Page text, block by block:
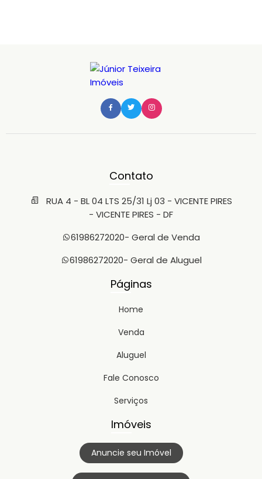
Contato
RUA 4 - BL 04 LTS 25/31 Lj 03 - VICENTE PIRES
- VICENTE PIRES - DF
61986272020- Geral de Venda
61986272020- Geral de Aluguel
Páginas
Home
Venda
Aluguel
Fale Conosco
Serviços
Imóveis
Anuncie seu Imóvel